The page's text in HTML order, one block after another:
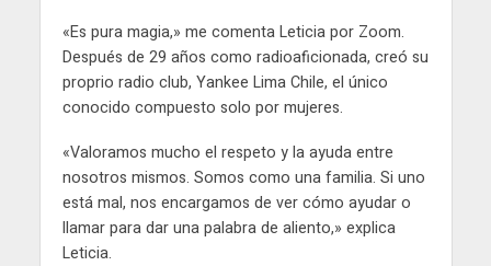
«Es pura magia,» me comenta Leticia por Zoom.
Después de 29 años como radioaficionada, creó su
proprio radio club, Yankee Lima Chile, el único
conocido compuesto solo por mujeres.
«Valoramos mucho el respeto y la ayuda entre
nosotros mismos. Somos como una familia. Si uno
está mal, nos encargamos de ver cómo ayudar o
llamar para dar una palabra de aliento,» explica
Leticia.